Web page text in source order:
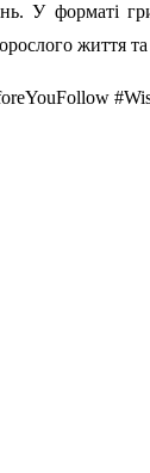
У форматі
життя